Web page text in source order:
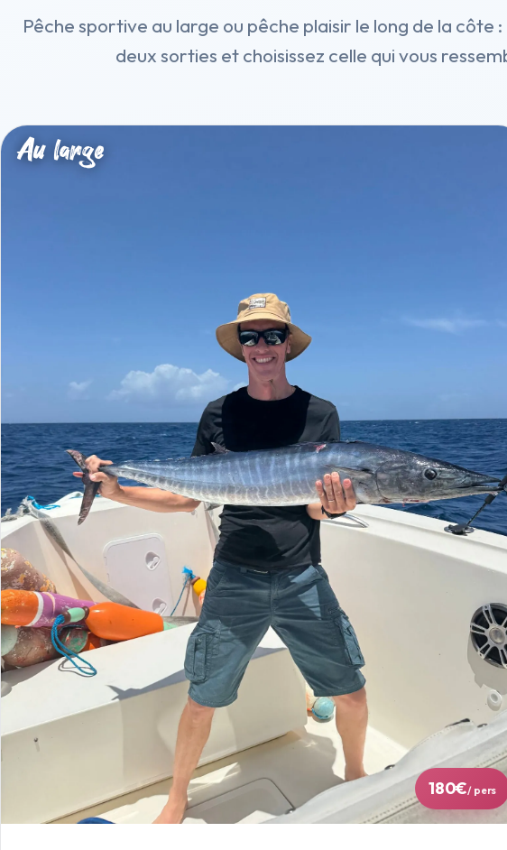
Pêche sportive au large ou pêche plaisir le long de la côte
deux sorties et choisissez celle qui vous
Au large
180€/ pers